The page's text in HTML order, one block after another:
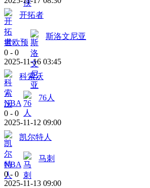
开拓者
世欧预
斯洛文尼亚
0 - 0
2025-11-16 03:45
科索沃
NBA
76人
0 - 0
2025-11-12 09:00
凯尔特人
NBA
马刺
0 - 0
2025-11-13 09:00